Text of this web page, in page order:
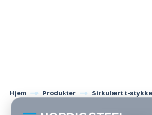
Hjem Produkter Sirkulært t-stykke